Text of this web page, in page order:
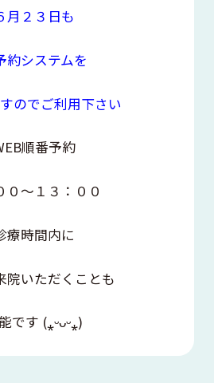
月２３日も
約システムを
のでご利用下さい
順番予約
０〜１３：００
療時間内に
院いただくことも
です (⁎ᵕᴗᵕ⁎)